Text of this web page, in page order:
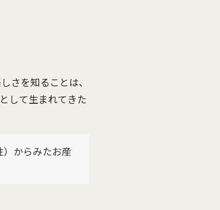
さを知ることは、
して生まれてきた
からみたお産